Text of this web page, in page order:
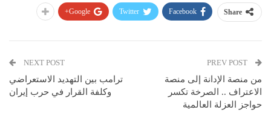
Share
Facebook
Twitter
Google+
من منصة الإدانة إلى منصة
الاعتراف .. الصرخة تكسر
حواجز العزلة العالمية
NEXT POST
ترامب بين التهديد الاستعراضي
وكلفة القرار في حرب إيران